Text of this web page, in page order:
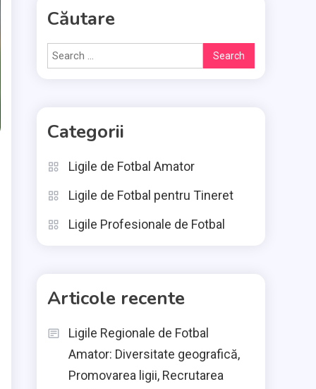
Căutare
Search
for:
Categorii
Ligile de Fotbal Amator
Ligile de Fotbal pentru Tineret
Ligile Profesionale de Fotbal
Articole recente
Ligile Regionale de Fotbal
Amator: Diversitate geografică,
Promovarea ligii, Recrutarea